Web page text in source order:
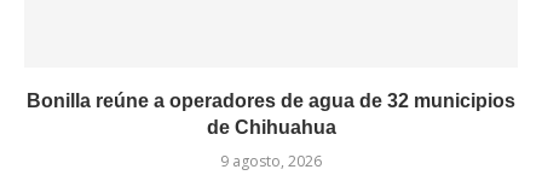
Bonilla reúne a operadores de agua de 32 municipios
de Chihuahua
9 agosto, 2026